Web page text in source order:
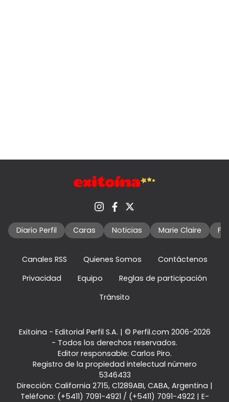
Diario Perfil Caras Noticias Marie Claire
Canales RSS Quienes Somos
Contáctenos
Privacidad
Equipo
Reglas de participación
Tránsito
Exitoina - Editorial Perfil S.A. | © Perfil.com 2006-2026
- Todos los derechos reservados.
Editor responsable: Carlos Piro.
Registro de la propiedad intelectual número
5346433
Dirección: California 2715, C1289ABI, CABA, Argentina |
Teléfono: (+5411) 7091-4921 / (+5411) 7091-4922| E-